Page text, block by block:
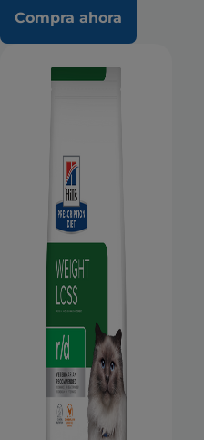
Compra ahora